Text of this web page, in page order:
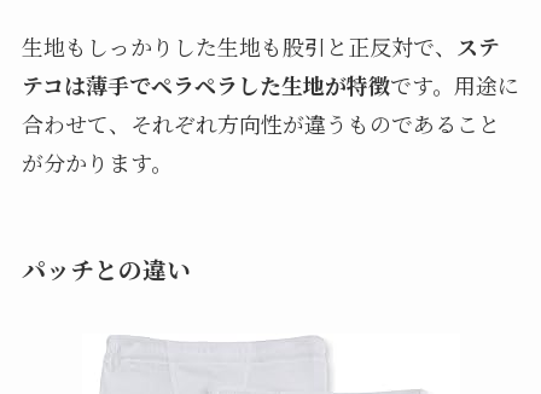
生地もしっかりした生地も股引と正反対で、
ステ
テコは薄手でペラペラした生地が特徴です。用途に
合わせて、それぞれ方向性が違うものであること
が分かります。
パッチとの違い